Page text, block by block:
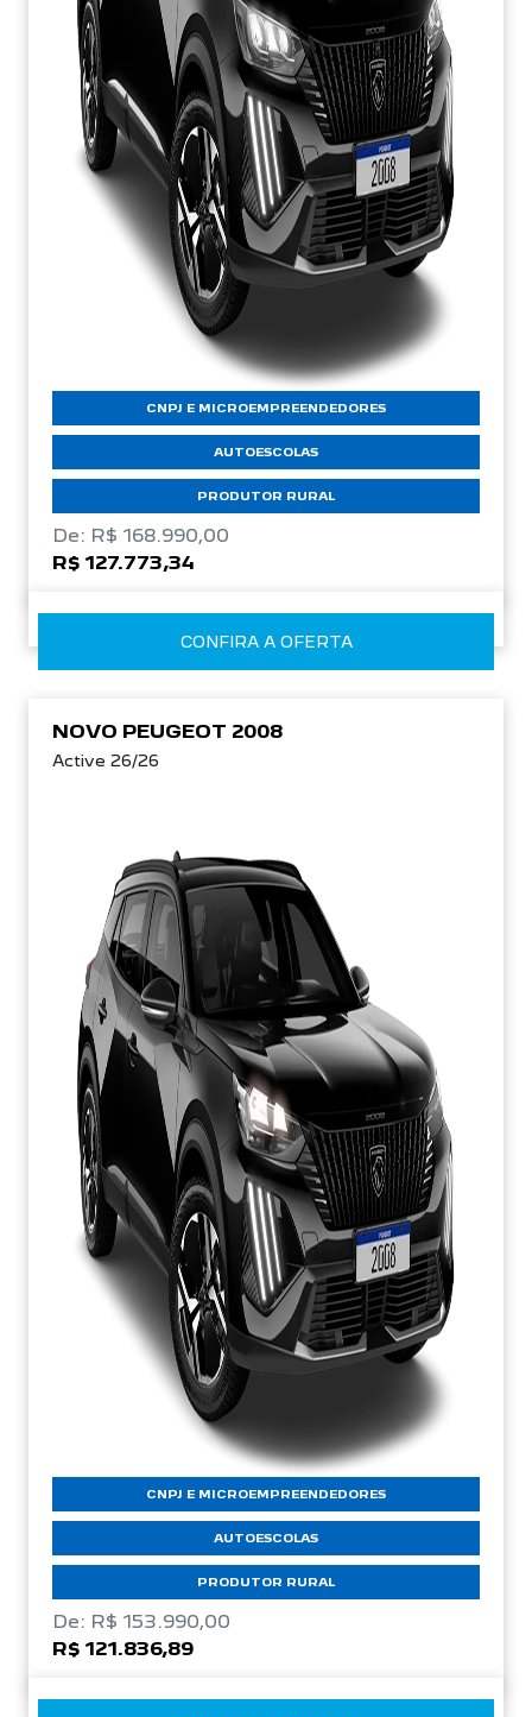
CNPJ E MICROEMPREENDEDORES
AUTOESCOLAS
PRODUTOR RURAL
De: R$ 168.990,00
R$ 127.773,34
CONFIRA A OFERTA
NOVO PEUGEOT 2008
Active 26/26
CNPJ E MICROEMPREENDEDORES
AUTOESCOLAS
PRODUTOR RURAL
De: R$ 153.990,00
R$ 121.836,89